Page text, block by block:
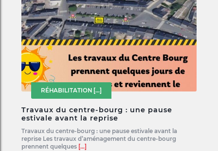
RÉHABILITATION [...]
Travaux du centre-bourg : une pause
estivale avant la reprise
Travaux du centre-bourg : une pause estivale avant la
reprise Les travaux d’aménagement du centre-bourg
prennent quelques [...]